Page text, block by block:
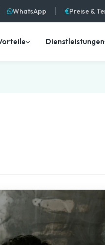
WhatsApp Preise &
Dienstleistungen